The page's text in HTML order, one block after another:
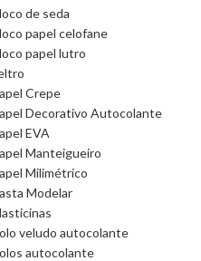
de seda
papel celofane
papel lutro
Crepe
Decorativo Autocolante
EVA
Manteigueiro
Milimétrico
Modelar
veludo autocolante
autocolante